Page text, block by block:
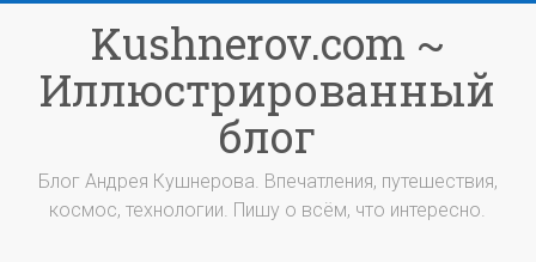
содержимомуKushnerov.com ~
Иллюстрированный
блог
Блог Андрея Кушнерова. Впечатления, путешествия,
космос, технологии. Пишу о всём, что интересно.